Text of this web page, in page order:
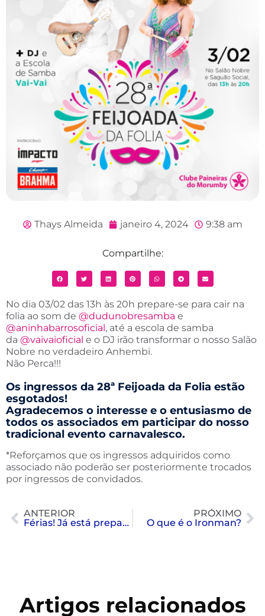
Thays Almeida janeiro 4, 2024 9:38 am
Compartilhe:
No dia 03/02 das 13h às 20h prepare-se para cair na
folia ao som de @dudunobresamba e
@aninhabarrosoficial , até a escola de samba
da @vaivaioficial e o DJ irão transformar o nosso Salão
Nobre no verdadeiro Anhembi.
Não Perca!!!
Os ingressos da 28ª Feijoada da Folia estão
esgotados!
Agradecemos o interesse e o entusiasmo de
todos os associados em participar do nosso
tradicional evento carnavalesco.
*Reforçamos que os ingressos adquiridos como
associado não poderão ser posteriormente trocados
por ingressos de convidados.
ANTERIOR
Férias! Já está preparado para curtir o verão?
PRÓXIMO
O que é o Ironman?
Artigos relacionados